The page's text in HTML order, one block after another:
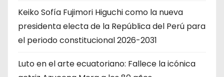
Keiko Sofía Fujimori Higuchi como la nueva
presidenta electa de la República del Perú para
el periodo constitucional 2026-2031
Luto en el arte ecuatoriano: Fallece la icónica